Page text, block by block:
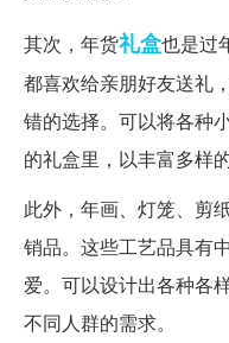
其次，年货礼盒也是过
都喜欢给亲朋好友送礼
错的选择。可以将各种
的礼盒里，以丰富多样
此外，年画、灯笼、剪
销品。这些工艺品具有
爱。可以设计出各种各
不同人群的需求。